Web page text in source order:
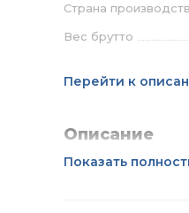
Страна
Вес брутто
Перейти к
Описание
Показать